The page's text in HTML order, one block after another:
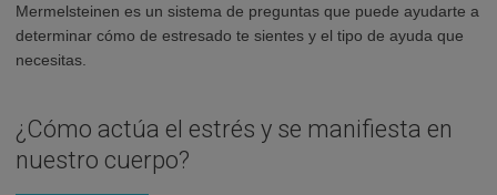
Mermelsteinen es un sistema de preguntas que puede ayudarte a
determinar cómo de estresado te sientes y el tipo de ayuda que
necesitas.
¿Cómo actúa el estrés y se manifiesta en
nuestro cuerpo?